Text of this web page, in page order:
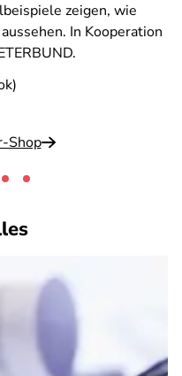
zeigen, wie
In Kooperation
Shop